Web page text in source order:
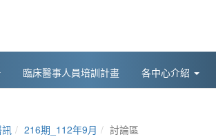
臨床醫事人員培訓計畫 各中心介紹
216期_112年9月 討論區